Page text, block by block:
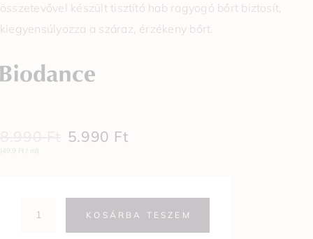
összetevővel készült tisztító hab ragyogó bőrt biztosít,
kiegyensúlyozza a száraz, érzékeny bőrt.
5.990 Ft
(49,9 Ft / ml)
KOSÁRBA TESZEM